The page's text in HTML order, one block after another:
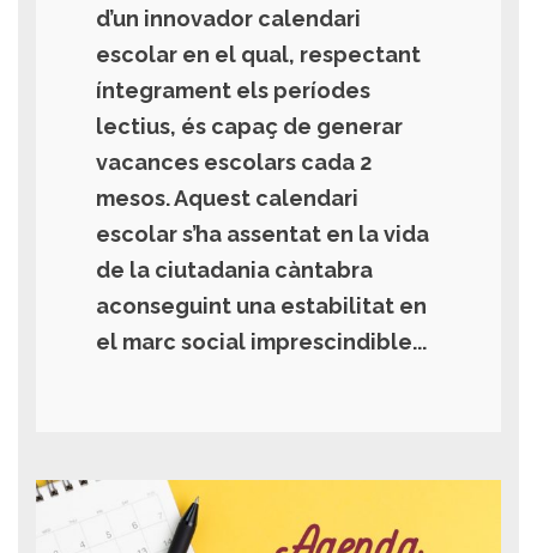
d’un innovador calendari
escolar en el qual, respectant
íntegrament els períodes
lectius, és capaç de generar
vacances escolars cada 2
mesos. Aquest calendari
escolar s’ha assentat en la vida
de la ciutadania càntabra
aconseguint una estabilitat en
el marc social imprescindible...